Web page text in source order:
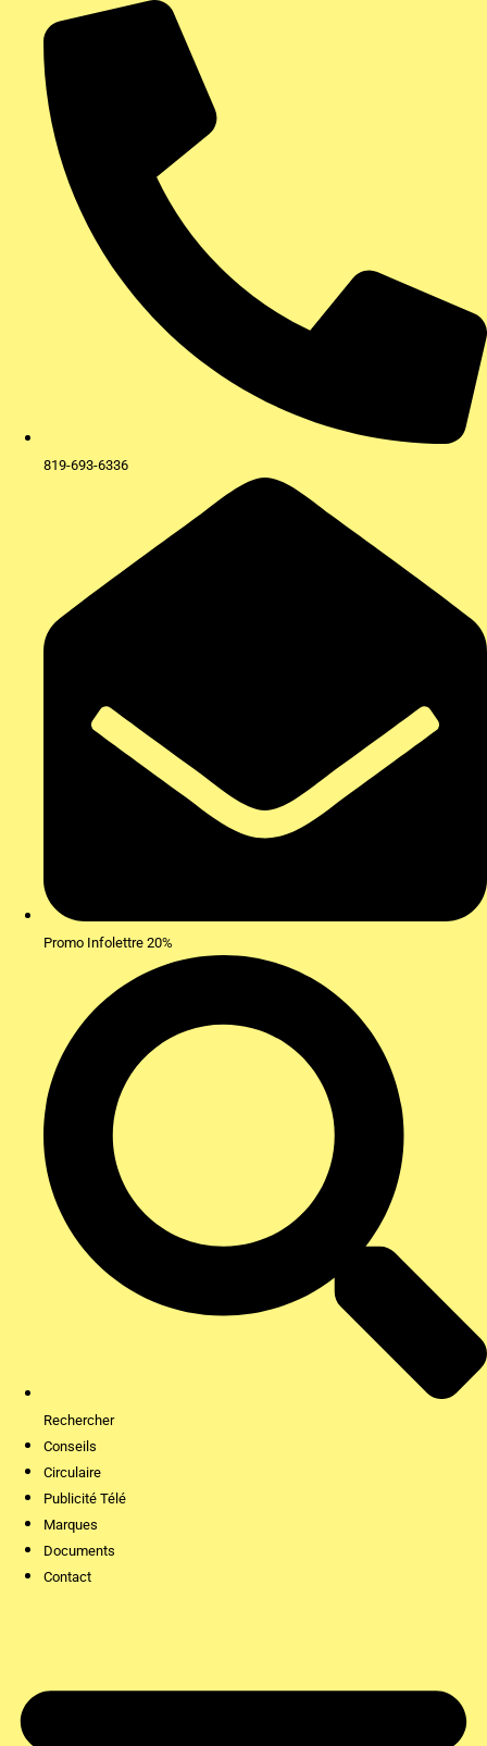
contenu
819-693-6336
Promo Infolettre 20%
Rechercher
Conseils
Circulaire
Publicité Télé
Marques
Documents
Contact